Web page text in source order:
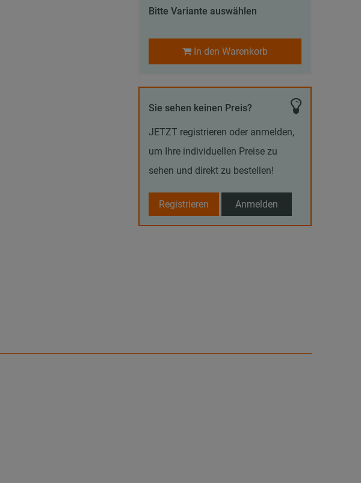
Bitte Variante auswählen
In den Warenkorb
Sie sehen keinen Preis?
JETZT registrieren oder anmelden,
um Ihre individuellen Preise zu
sehen und direkt zu bestellen!
Registrieren Anmelden